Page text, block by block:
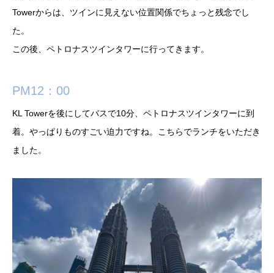
Towerからは、ツインに見えない位置関係でちょっと残念でし
た。
この後、ペトロナスツインタワーに行ってきます。
PM12：00
KL Towerを後にしてバスで10分、ペトロナスツインタワーに到
着。やっぱりものすごい迫力ですね。こちらでランチをいただき
ました。